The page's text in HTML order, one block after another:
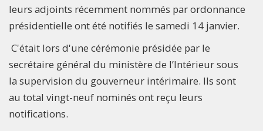
leurs adjoints récemment nommés par ordonnance
présidentielle ont été notifiés le samedi 14 janvier.
C'était lors d'une cérémonie présidée par le
secrétaire général du ministère de l’Intérieur sous
la supervision du gouverneur intérimaire. Ils sont
au total vingt-neuf nominés ont reçu leurs
notifications.